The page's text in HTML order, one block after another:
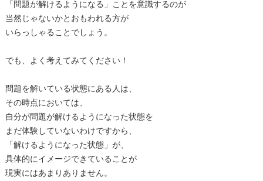
「問題が解けるようになる」ことを意識するのが
当然じゃないかとおもわれる方が
いらっしゃることでしょう。
でも、よく考えてみてください！
問題を解いている状態にある人は、
その時点においては、
自分が問題が解けるようになった状態を
まだ体験していないわけですから、
「解けるようになった状態」が、
具体的にイメージできていることが
現実にはあまりありません。